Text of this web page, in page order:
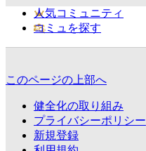
人気コミュニティ
コミュを探す
このページの上部へ
健全化の取り組み
プライバシーポリシー
新規登録